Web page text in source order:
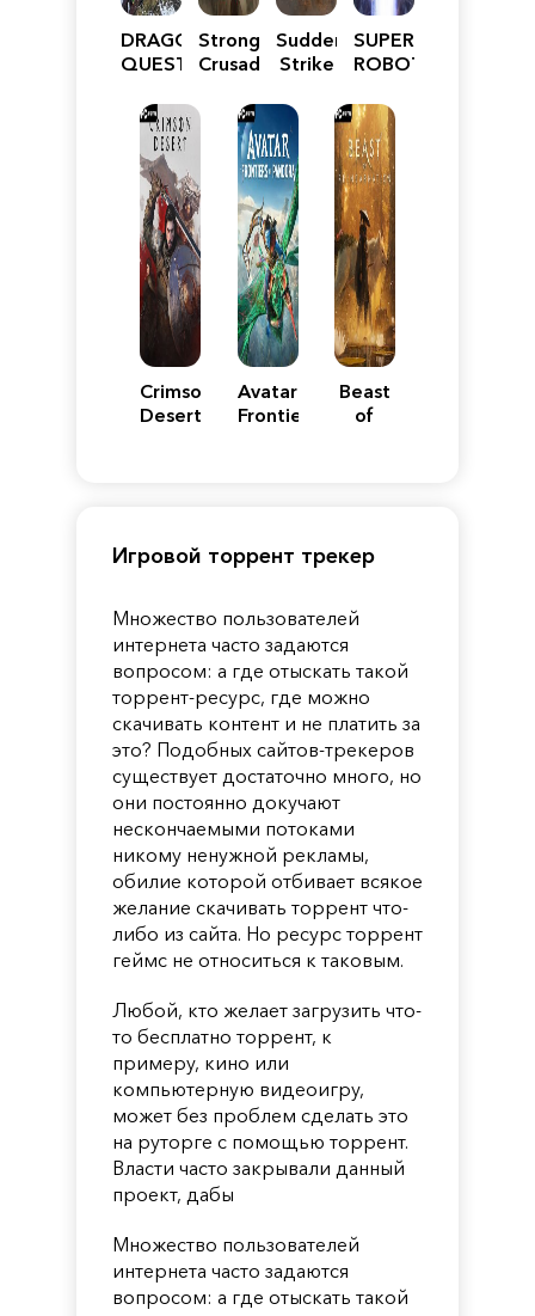
DRAGON
QUEST
Reimagined
Stronghold
Crusader:
Edition
Sudden
Strike
SUPER
ROBOT
Y
Crimson
Desert
Avatar:
Frontiers
Beast
of
Игровой торрент трекер
Множество пользователей
интернета часто задаются
вопросом: а где отыскать такой
торрент-ресурс, где можно
скачивать контент и не платить за
это? Подобных сайтов-трекеров
существует достаточно много, но
они постоянно докучают
нескончаемыми потоками
никому ненужной рекламы,
обилие которой отбивает всякое
желание скачивать торрент что-
либо из сайта. Но ресурс торрент
геймс не относиться к таковым.
Любой, кто желает загрузить что-
то бесплатно торрент, к
примеру, кино или
компьютерную видеоигру,
может без проблем сделать это
на руторге с помощью торрент.
Власти часто закрывали данный
проект, дабы
Множество пользователей
интернета часто задаются
вопросом: а где отыскать такой